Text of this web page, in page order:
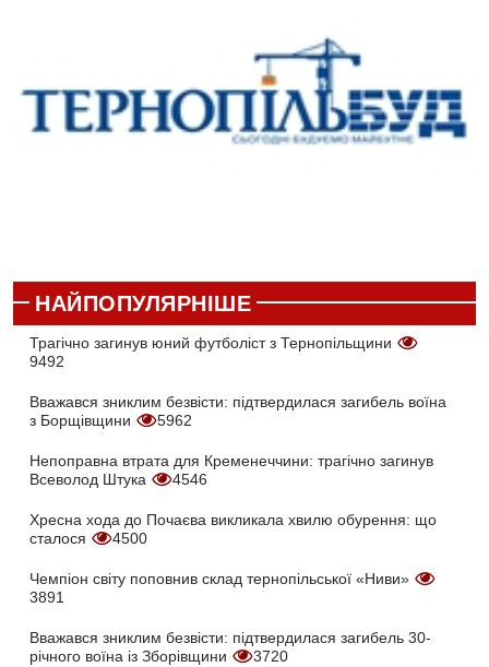
НАЙПОПУЛЯРНІШЕ
Трагічно загинув юний футболіст з Тернопільщини
9492
Вважався зниклим безвісти: підтвердилася загибель воїна
з Борщівщини
5962
Непоправна втрата для Кременеччини: трагічно загинув
Всеволод Штука
4546
Хресна хода до Почаєва викликала хвилю обурення: що
сталося
4500
Чемпіон світу поповнив склад тернопільської «Ниви»
3891
Вважався зниклим безвісти: підтвердилася загибель 30-
річного воїна із Зборівщини
3720